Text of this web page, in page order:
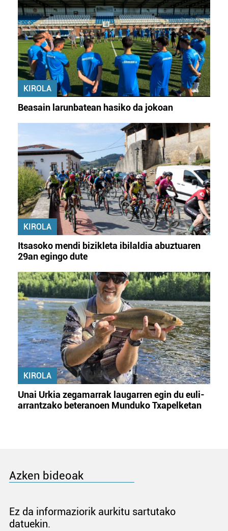
KIROLA
Beasain larunbatean hasiko da jokoan
KIROLA
Itsasoko mendi bizikleta ibilaldia abuztuaren
29an egingo dute
KIROLA
Unai Urkia zegamarrak laugarren egin du euli-
arrantzako beteranoen Munduko Txapelketan
Azken bideoak
Ez da informaziorik aurkitu sartutako
datuekin.